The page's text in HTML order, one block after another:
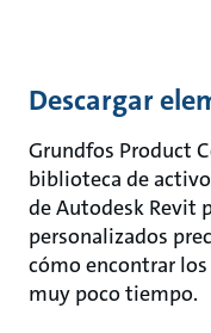
Descargar
Grundfos Product
biblioteca de
de Autodesk Revit
personalizados
cómo encontrar
muy poco tiempo.